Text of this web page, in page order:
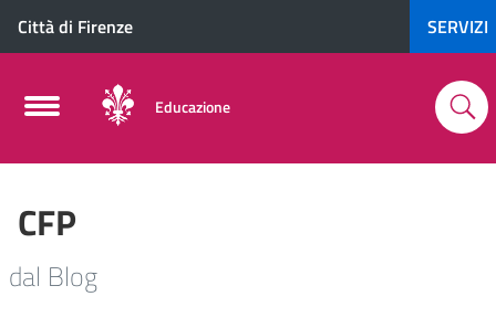
Città di Firenze SERVIZI
Educazione
CFP
dal Blog